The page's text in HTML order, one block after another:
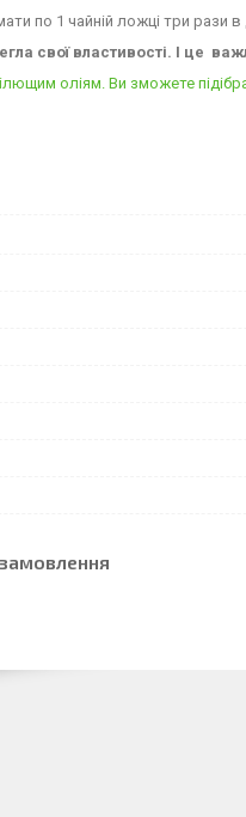
по 1 чайній ложці три рази
свої властивості. І це
оліям. Ви зможете